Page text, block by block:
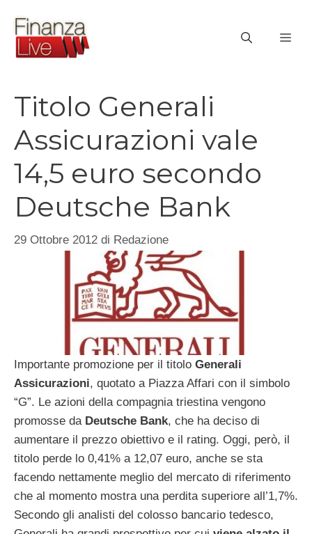
contenuto
Titolo Generali
Assicurazioni vale
14,5 euro secondo
Deutsche Bank
29 Ottobre 2012 di Redazione
Importante promozione per il titolo Generali
Assicurazioni, quotato a Piazza Affari con il simbolo
“G”. Le azioni della compagnia triestina vengono
promosse da Deutsche Bank, che ha deciso di
aumentare il prezzo obiettivo e il rating. Oggi, però, il
titolo perde lo 0,41% a 12,07 euro, anche se sta
facendo nettamente meglio del mercato di riferimento
che al momento mostra una perdita superiore all’1,7%.
Secondo gli analisti del colosso bancario tedesco,